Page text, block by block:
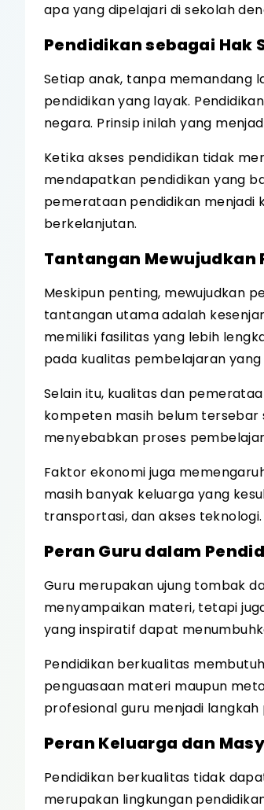
apa yang dipelajari di sekolah
Pendidikan sebagai Hak
Setiap anak, tanpa memandang
pendidikan yang layak.
negara. Prinsip inilah yang
Ketika akses pendidikan tidak
mendapatkan pendidikan yang
pemerataan pendidikan menjadi
berkelanjutan.
Tantangan Mewujudkan
Meskipun penting, mewujudkan
tantangan utama adalah
memiliki fasilitas yang lebih
pada kualitas pembelajaran yang
Selain itu, kualitas dan
kompeten masih belum
menyebabkan proses
Faktor ekonomi juga
masih banyak keluarga yang
transportasi, dan akses teknologi.
Peran Guru dalam
Guru merupakan ujung tombak
menyampaikan materi, tetapi
yang inspiratif dapat
Pendidikan berkualitas
penguasaan materi maupun
profesional guru menjadi
Peran Keluarga dan
Pendidikan berkualitas tidak
merupakan lingkungan